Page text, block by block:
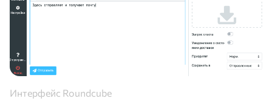
Интерфейс Roundcube